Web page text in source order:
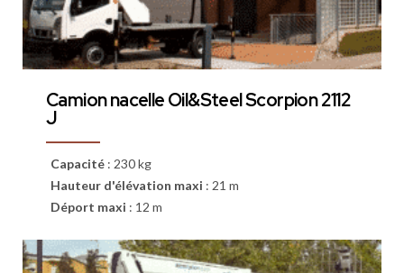
Camion nacelle Oil&Steel Scorpion 2112
J
Capacité : 230 kg
Hauteur d'élévation maxi : 21 m
Déport maxi : 12 m